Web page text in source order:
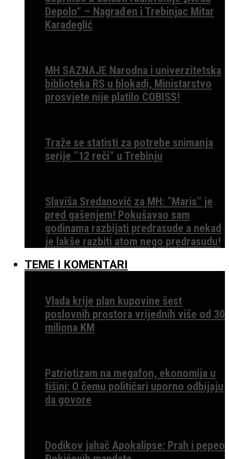
Depolo“ – Nagrađen i Trebinjac Mitar
Karadeglić
MH SAZNAJE Narodna i univerzitetska
biblioteka RS u blokadi, Ministarstvo
prosvjete nije platilo COBISS!
Traže se statisti za potrebe snimanja
serije ”12 reči” u Trebinju
Slaviša Sredanović za MH: ”Maris” je
pred gašenjem! Pokušavao sam
godinama razbijati predrasude a nekad
je lakše razbiti atom nego predrasudu!
TEME I KOMENTARI
Vlada krije plan kupovine šest
poslovnih prostora vrijednih više od 30
miliona KM
Patriotizam na megafon, ekonomija u
tišini: O čemu političari uporno odbijaju
da govore
Dodikov jahač Apokalipse: Prah i pepeo